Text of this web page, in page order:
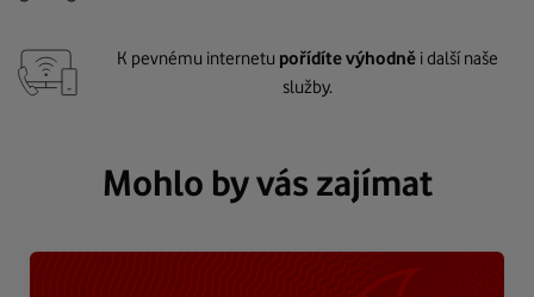
K pevnému internetu pořídíte výhodně i další naše
služby.
Mohlo by vás zajímat